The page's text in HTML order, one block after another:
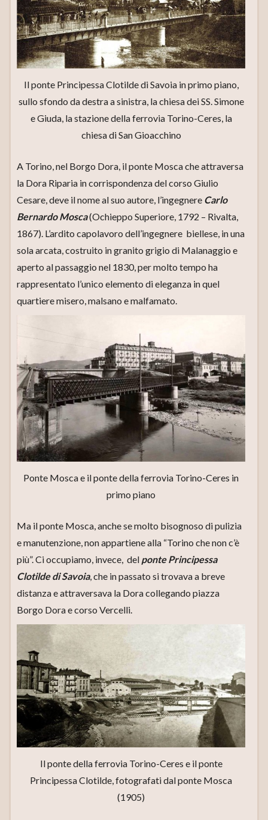
Il ponte Principessa Clotilde di Savoia in primo piano,
sullo sfondo da destra a sinistra, la chiesa dei SS. Simone
e Giuda, la stazione della ferrovia Torino-Ceres, la
chiesa di San Gioacchino
A Torino, nel Borgo Dora, il ponte Mosca che attraversa
la Dora Riparia in corrispondenza del corso Giulio
Cesare, deve il nome al suo autore, l’ingegnere Carlo
Bernardo Mosca(Ochieppo Superiore, 1792 – Rivalta,
1867). L’ardito capolavoro dell’ingegnere biellese, in una
sola arcata, costruito in granito grigio di Malanaggio e
aperto al passaggio nel 1830, per molto tempo ha
rappresentato l’unico elemento di eleganza in quel
quartiere misero, malsano e malfamato.
Ponte Mosca e il ponte della ferrovia Torino-Ceres in
primo piano
Ma il ponte Mosca, anche se molto bisognoso di pulizia
e manutenzione, non appartiene alla “Torino che non c’è
più”. Ci occupiamo, invece, del ponte Principessa
Clotilde di Savoia, che in passato si trovava a breve
distanza e attraversava la Dora collegando piazza
Borgo Dora e corso Vercelli.
Il ponte della ferrovia Torino-Ceres e il ponte
Principessa Clotilde, fotografati dal ponte Mosca
(1905)